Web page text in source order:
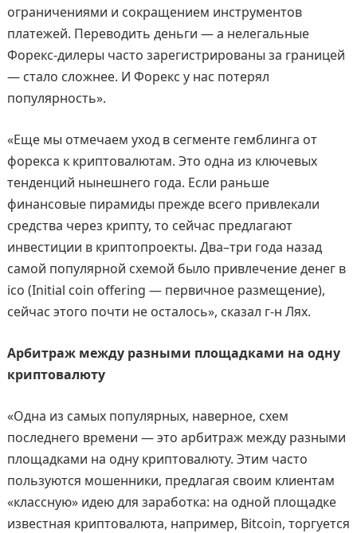
ограничениями и сокращением инструментов
платежей. Переводить деньги — а нелегальные
Форекс-дилеры часто зарегистрированы за границей
— стало сложнее. И Форекс у нас потерял
популярность».
«Еще мы отмечаем уход в сегменте гемблинга от
форекса к криптовалютам. Это одна из ключевых
тенденций нынешнего года. Если раньше
финансовые пирамиды прежде всего привлекали
средства через крипту, то сейчас предлагают
инвестиции в криптопроекты. Два–три года назад
самой популярной схемой было привлечение денег в
ico (Initial coin offering — первичное размещение),
сейчас этого почти не осталось», сказал г-н Лях.
Арбитраж между разными площадками на одну
криптовалюту
«Одна из самых популярных, наверное, схем
последнего времени — это арбитраж между разными
площадками на одну криптовалюту. Этим часто
пользуются мошенники, предлагая своим клиентам
«классную» идею для заработка: на одной площадке
известная криптовалюта, например, Bitcoin, торгуется